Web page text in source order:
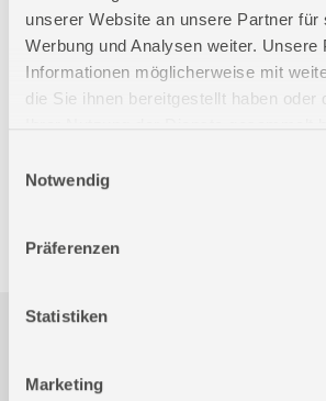
unserer Website an unsere Partner für
Werbung und Analysen weiter. Unsere
Informationen möglicherweise mit
die Sie ihnen bereitgestellt haben oder
Notwendig
Präferenzen
Statistiken
Marketing
Logistische